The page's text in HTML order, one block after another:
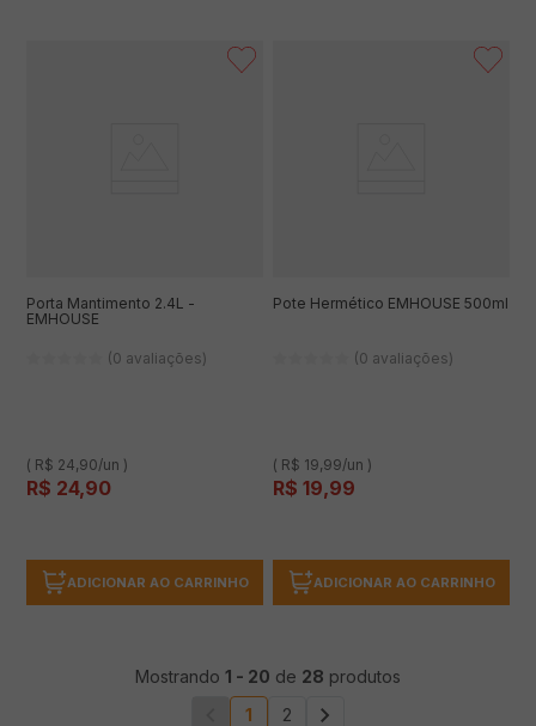
Porta Mantimento 2.4L -
EMHOUSE
(0 avaliações)
( R$ 24,90/un )
R$ 24,90
ADICIONAR AO CARRINHO
Pote Hermético EMHOUSE 500ml
(0 avaliações)
( R$ 19,99/un )
R$ 19,99
ADICIONAR AO CARRINHO
Mostrando 1 - 20 de 28 produtos
1
2